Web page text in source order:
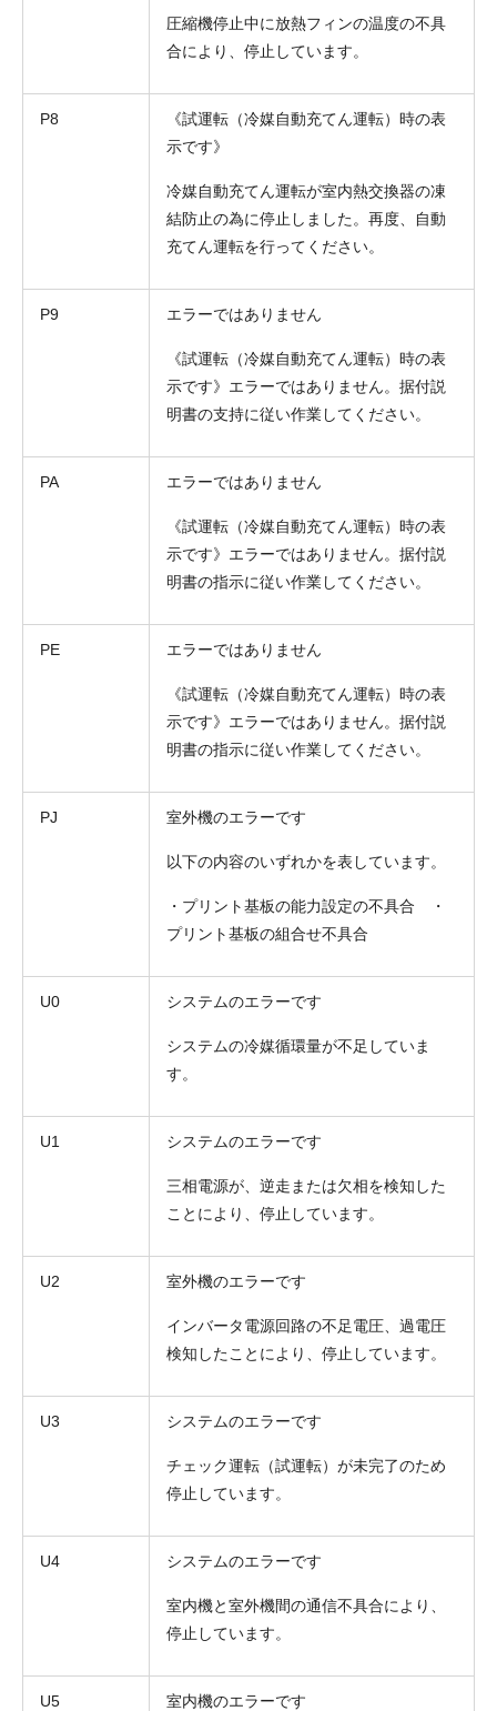
圧縮機停止中に放熱フィンの温度の不具
合により、停止しています。
P8
《試運転（冷媒自動充てん運転）時の表
示です》
冷媒自動充てん運転が室内熱交換器の凍
結防止の為に停止しました。再度、自動
充てん運転を行ってください。
P9 エラーではありません
《試運転（冷媒自動充てん運転）時の表
示です》エラーではありません。据付説
明書の支持に従い作業してください。
PA エラーではありません
《試運転（冷媒自動充てん運転）時の表
示です》エラーではありません。据付説
明書の指示に従い作業してください。
PE エラーではありません
《試運転（冷媒自動充てん運転）時の表
示です》エラーではありません。据付説
明書の指示に従い作業してください。
PJ 室外機のエラーです
以下の内容のいずれかを表しています。
・プリント基板の能力設定の不具合 ・
プリント基板の組合せ不具合
U0 システムのエラーです
システムの冷媒循環量が不足していま
す。
U1 システムのエラーです
三相電源が、逆走または欠相を検知した
ことにより、停止しています。
U2 室外機のエラーです
インバータ電源回路の不足電圧、過電圧
検知したことにより、停止しています。
U3 システムのエラーです
チェック運転（試運転）が未完了のため
停止しています。
U4 システムのエラーです
室内機と室外機間の通信不具合により、
停止しています。
U5 室内機のエラーです